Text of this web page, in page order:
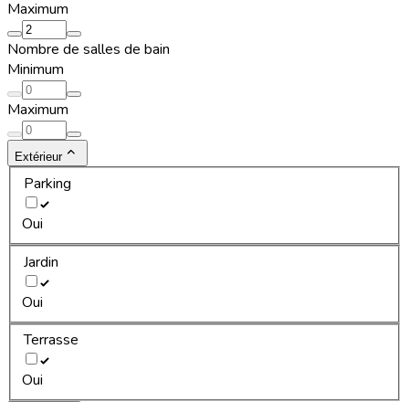
Maximum
Nombre de salles de bain
Minimum
Maximum
Extérieur
Parking
Oui
Jardin
Oui
Terrasse
Oui